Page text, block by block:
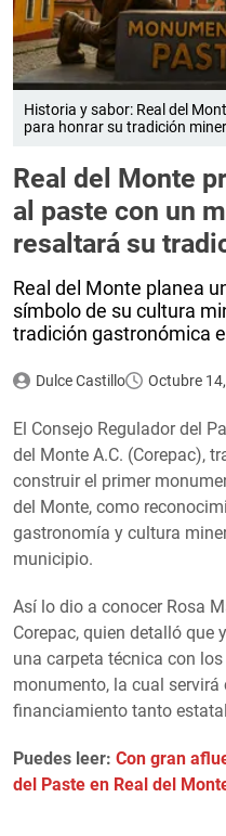
Historia y sabor: Real del
para honrar su tradición
Real del Monte
al paste con un
resaltará su
Real del Monte planea
símbolo de su cultura
tradición gastronómica
Dulce Castillo Octubre
El Consejo Regulador del
del Monte A.C. (Corepac),
construir el primer
del Monte, como
gastronomía y cultura
municipio.
Así lo dio a conocer Rosa
Corepac, quien detalló que
una carpeta técnica con
monumento, la cual
financiamiento tanto
Puedes leer: Con gran
del Paste en Real del